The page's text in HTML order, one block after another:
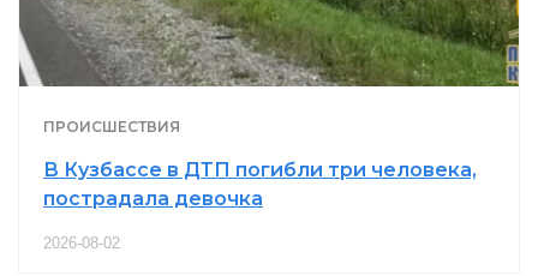
ПРОИСШЕСТВИЯ
В Кузбассе в ДТП погибли три человека,
пострадала девочка
2026-08-02